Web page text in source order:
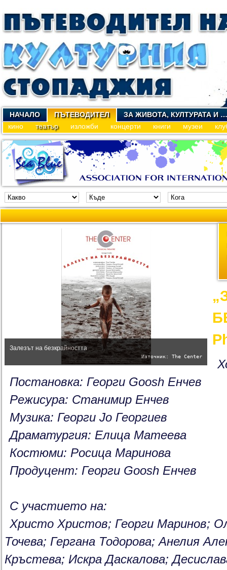
НАЧАЛО ПЪТЕВОДИТЕЛ
ЗА ЖИВОТА, КУЛТУРАТА И …
кино
театър изложби концерти книги музеи
Залезът на безкрайността
Източник: The Center
Постановка: Георги Goosh Енчев
Режисура: Станимир Енчев
Музика: Георги Jo Георгиев
Драматургия: Елица Матеева
Костюми: Росица Маринова
Продуцент: Георги Goosh Енчев
С участието на:
Христо Христов; Георги Маринов;
Точева; Гергана Тодорова; Анелия
Кръстева; Искра Даскалова;